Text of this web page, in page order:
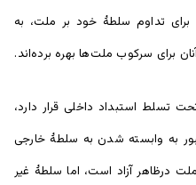
تداوم سلطۀ خود بر ملت، به
برای سرکوب ملت‌ها بهره برده‌اند.
استبداد داخلی قرار دارد،
به وابسته شدن به سلطۀ خارجی
درظاهر آزاد است، اما سلطۀ غیر